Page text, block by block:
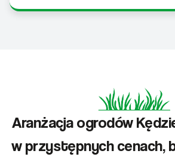
Aranżacja ogrodów
w przystępnych cenach,